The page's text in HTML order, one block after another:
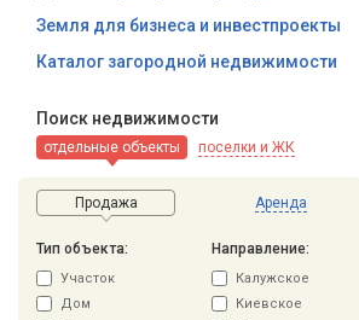
Земля для бизнеса и инвестпроекты
Каталог загородной недвижимости
Поиск недвижимости
отдельные объекты поселки и ЖК
Продажа Аренда
Тип объекта:
Участок
Дом
Направление:
Калужское
Киевское